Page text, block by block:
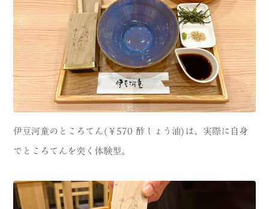
伊豆河童のところてん(￥570 酢しょう油)は、実際に自身
でところてんを突く体験型。